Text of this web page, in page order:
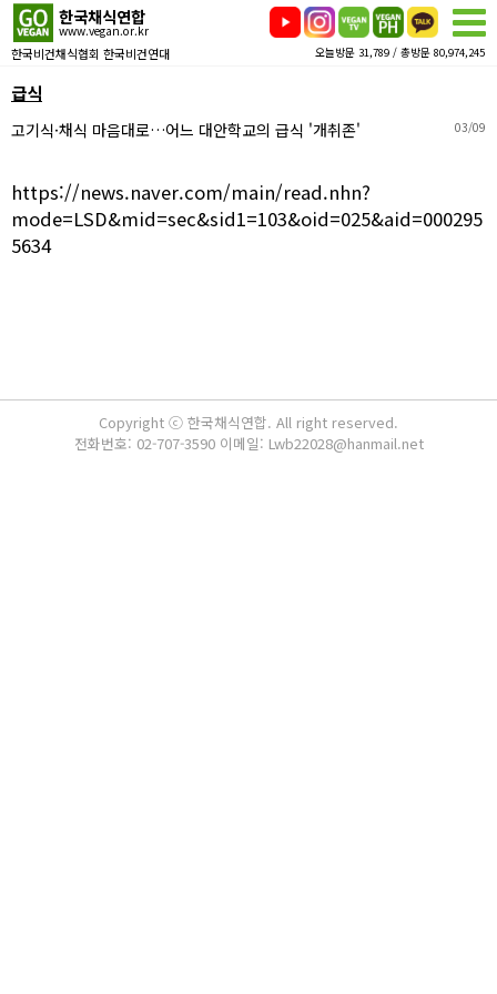
한국채식연합
www.vegan.or.kr
한국비건채식협회 한국비건연대 오늘방문 31,789 / 총방문 80,974,245
급식
고기식·채식 마음대로…어느 대안학교의 급식 '개취존' 03/09
https://news.naver.com/main/read.nhn?
mode=LSD&mid=sec&sid1=103&oid=025&aid=000295
5634
Copyright ⓒ 한국채식연합. All right reserved.
전화번호: 02-707-3590 이메일: Lwb22028@hanmail.net